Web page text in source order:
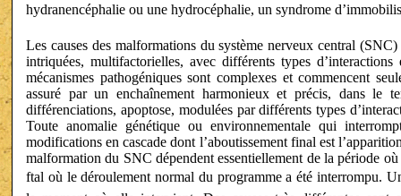
hydranencéphalie ou une hydrocéphalie, un syndrome
Les causes des malformations du système nerveux central
intriquées, multifactorielles, avec différents types
mécanismes pathogéniques sont complexes et commencent
assuré par un enchaînement harmonieux et précis, dans le
différenciations, apoptose, modulées par différents types
Toute anomalie génétique ou environnementale qui
modifications en cascade dont l’aboutissement final est
malformation du SNC dépendent essentiellement de la période
ftal où le déroulement normal du programme a été interrompu.